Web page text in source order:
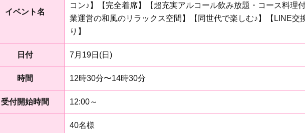
イベント名
コン♪】【完全着席】【超充実アルコール飲み放題・コース料理
業運営の和風のリラックス空間】【同世代で楽しむ♪】【LINE交
り】
日付 7月19日(日)
時間 12時30分〜14時30分
受付開始時間 12:00～
40名様